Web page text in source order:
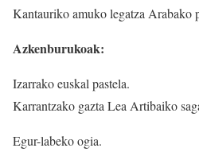
Kantauriko amuko legatza Arabako
Azkenburukoak:
Izarrako euskal pastela.
Karrantzako gazta Lea Artibaiko
Egur-labeko ogia.